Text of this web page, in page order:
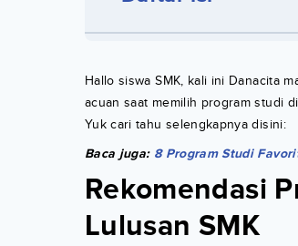
Hallo siswa SMK, kali ini Danacita
acuan saat memilih program studi
Yuk cari tahu selengkapnya disini:
Baca juga: 8 Program Studi
Rekomendasi
Lulusan SMK